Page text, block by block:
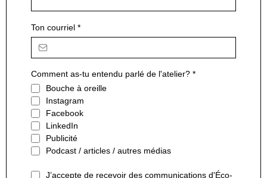
Ton courriel *
Comment as-tu entendu parlé de l'atelier? *
Bouche à oreille
Instagram
Facebook
LinkedIn
Publicité
Podcast / articles / autres médias
J’accepte de recevoir des communications d'Éco-